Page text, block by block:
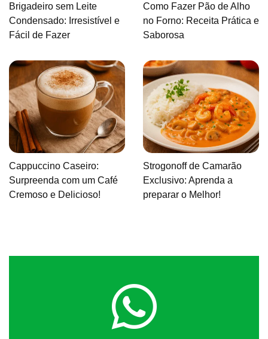
Brigadeiro sem Leite
Condensado: Irresistível e
Fácil de Fazer
Como Fazer Pão de Alho
no Forno: Receita Prática e
Saborosa
Cappuccino Caseiro:
Surpreenda com um Café
Cremoso e Delicioso!
Strogonoff de Camarão
Exclusivo: Aprenda a
preparar o Melhor!
Clique aqui